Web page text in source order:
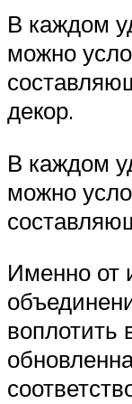
В каждом
можно
декор.
В каждом
можно
Именно от
воплотить